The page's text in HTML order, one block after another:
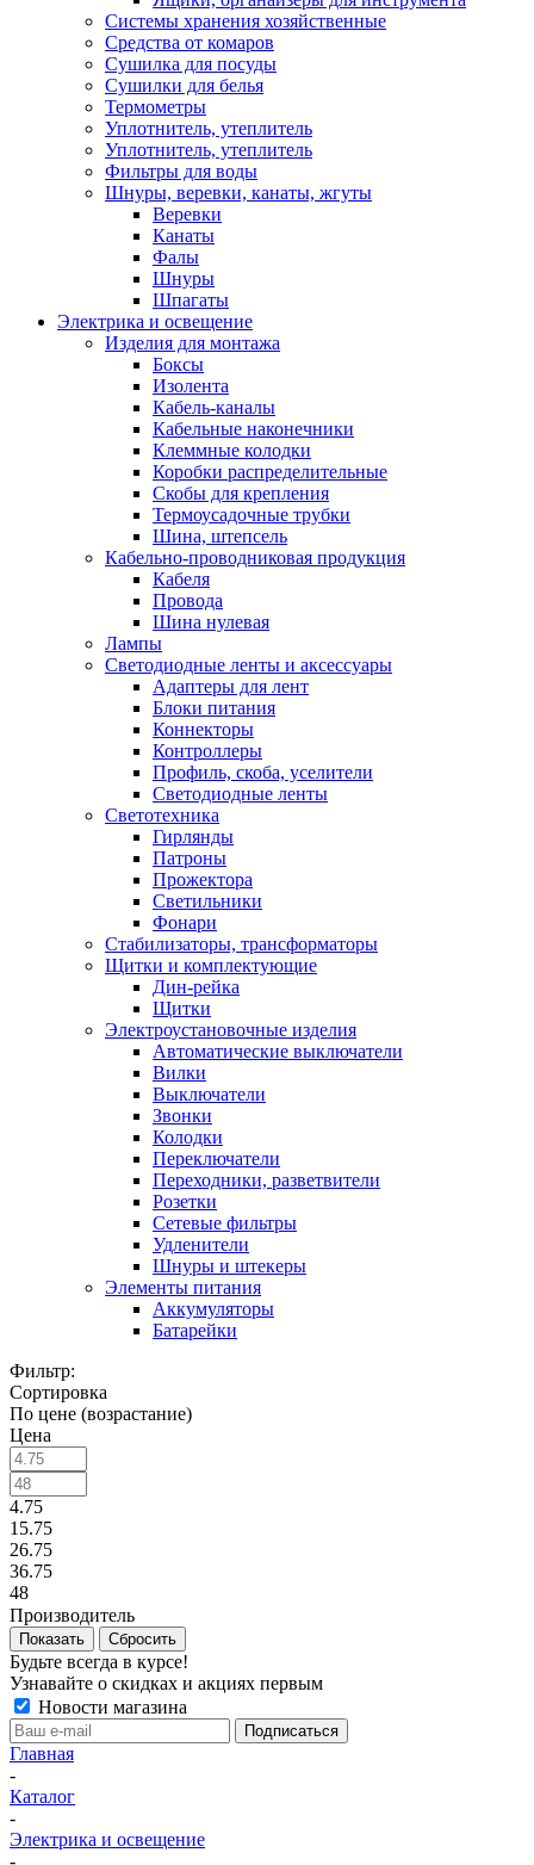
Системы хранения хозяйственные
Средства от комаров
Сушилка для посуды
Сушилки для белья
Термометры
Уплотнитель, утеплитель
Уплотнитель, утеплитель
Фильтры для воды
Шнуры, веревки, канаты, жгуты
Веревки
Канаты
Фалы
Шнуры
Шпагаты
Электрика и освещение
Изделия для монтажа
Боксы
Изолента
Кабель-каналы
Кабельные наконечники
Клеммные колодки
Коробки распределительные
Скобы для крепления
Термоусадочные трубки
Шина, штепсель
Кабельно-проводниковая продукция
Кабеля
Провода
Шина нулевая
Лампы
Светодиодные ленты и аксессуары
Адаптеры для лент
Блоки питания
Коннекторы
Контроллеры
Профиль, скоба, уселители
Светодиодные ленты
Светотехника
Гирлянды
Патроны
Прожектора
Светильники
Фонари
Стабилизаторы, трансформаторы
Щитки и комплектующие
Дин-рейка
Щитки
Электроустановочные изделия
Автоматические выключатели
Вилки
Выключатели
Звонки
Колодки
Переключатели
Переходники, разветвители
Розетки
Сетевые фильтры
Удленители
Шнуры и штекеры
Элементы питания
Аккумуляторы
Батарейки
Фильтр:
Сортировка
По цене (возрастание)
Цена
4.75
15.75
26.75
36.75
48
Производитель
Показать Сбросить
Будьте всегда в курсе!
Узнавайте о скидках и акциях первым
Новости магазина
Главная
-
Каталог
-
Электрика и освещение
-